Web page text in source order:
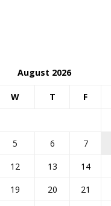
August 2026
W T F
5 6 7
12 13 14
19 20 21